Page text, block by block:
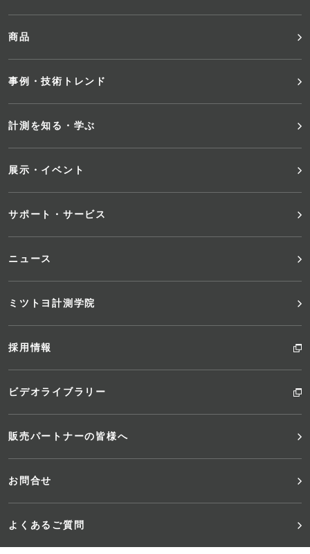
ッ
タ
ー
メ
ュ
ー
商品
事例・技術トレンド
計測を知る・学ぶ
展示・イベント
サポート・サービス
ニュース
ミツトヨ計測学院
採用情報
ビデオライブラリー
販売パートナーの皆様へ
お問合せ
よくあるご質問